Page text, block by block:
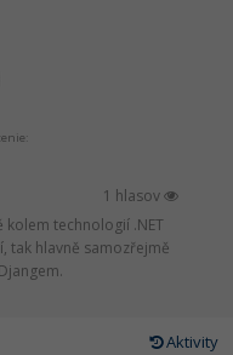
1 hlasov
kolem technologií .NET
tak hlavně samozřejmě
Aktivity